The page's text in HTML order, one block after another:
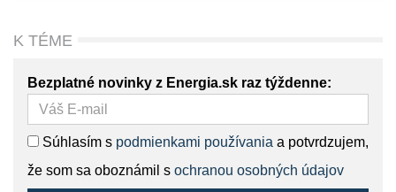
K TÉME
Bezplatné novinky z Energia.sk raz týždenne:
Súhlasím s podmienkami používania a potvrdzujem,
že som sa oboznámil s ochranou osobných údajov